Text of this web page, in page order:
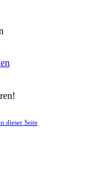
dieser Seite